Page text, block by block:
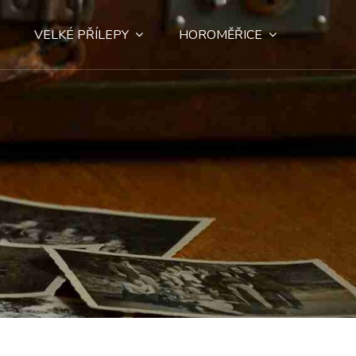
VELKÉ PŘÍLEPY HOROMĚŘICE